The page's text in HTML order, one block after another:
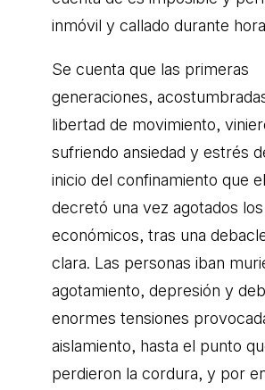
inmóvil y callado durante
Se cuenta que las primeras
generaciones,
libertad de movimiento,
sufriendo ansiedad y estrés
inicio del confinamiento que
decretó una vez agotados
económicos, tras una
clara. Las personas iban
agotamiento, depresión y
enormes tensiones
aislamiento, hasta el punto
perdieron la cordura, y por